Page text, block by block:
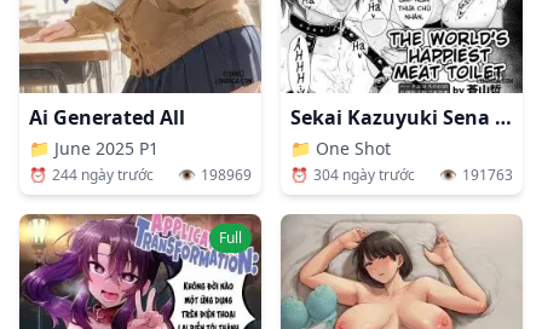
Ai Generated All
📁 June 2025 P1
⏰ 244 ngày trước 👁️ 198969
Sekai Kazuyuki Sena Niku Benki
📁 One Shot
⏰ 304 ngày trước 👁️ 191763
Full